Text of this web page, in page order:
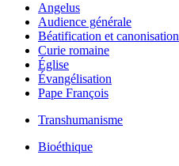
Angelus
Audience générale
Béatification et canonisation
Curie romaine
Église
Évangélisation
Pape François
Transhumanisme
Bioéthique